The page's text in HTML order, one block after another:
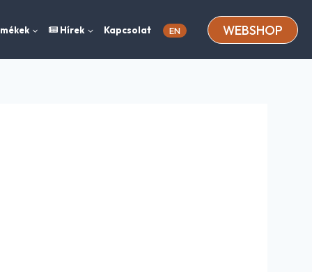
Hírek Kapcsolat EN WEBSHOP